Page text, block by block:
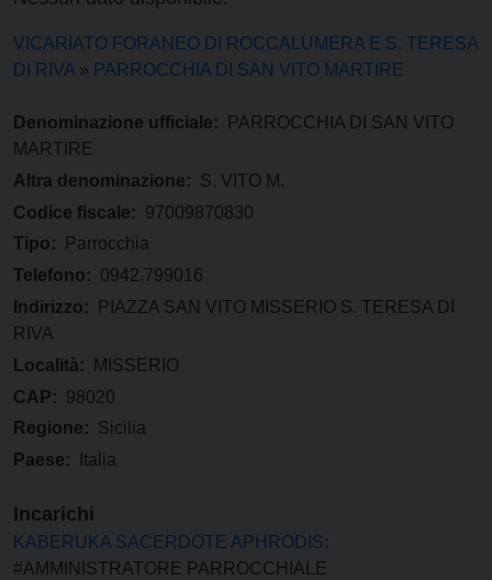
VICARIATO FORANEO DI ROCCALUMERA E S. TERESA
DI RIVA » PARROCCHIA DI SAN VITO MARTIRE
Denominazione ufficiale:
PARROCCHIA DI SAN VITO
MARTIRE
Altra denominazione: S. VITO M.
Codice fiscale: 97009870830
Tipo:
Parrocchia
Telefono: 0942.799016
Indirizzo:
PIAZZA SAN VITO MISSERIO S. TERESA DI
RIVA
Località:
MISSERIO
CAP: 98020
Regione: Sicilia
Paese:
Italia
Incarichi
KABERUKA SACERDOTE APHRODIS:
#AMMINISTRATORE PARROCCHIALE